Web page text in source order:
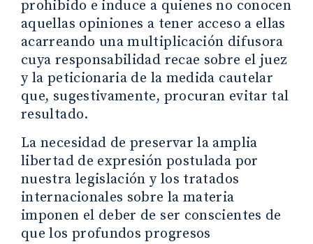
prohibido e induce a quienes no conocen
aquellas opiniones a tener acceso a ellas
acarreando una multiplicación difusora
cuya responsabilidad recae sobre el juez
y la peticionaria de la medida cautelar
que, sugestivamente, procuran evitar tal
resultado.
La necesidad de preservar la amplia
libertad de expresión postulada por
nuestra legislación y los tratados
internacionales sobre la materia
imponen el deber de ser conscientes de
que los profundos progresos